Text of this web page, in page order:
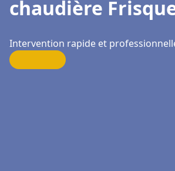
chaudière
Intervention rapide et